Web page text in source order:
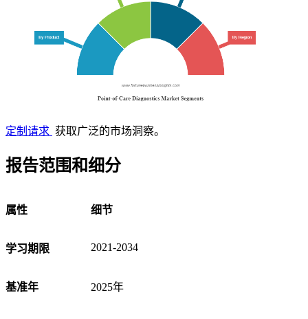
定制请求 获取广泛的市场洞察。
报告范围和细分
属性 细节
学习期限 2021-2034
基准年 2025年